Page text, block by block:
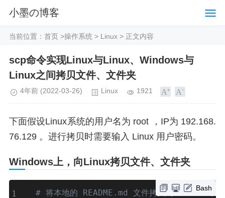
小墨の博客
当前位置： 首页 >操作系统 > Linux > 正文内容
scp命令实现Linux与Linux、Windows与
Linux之间拷贝文件、文件夹
4年前 (2022-03-26) Linux 1921
下面假设Linux系统的用户名为 root ，IP为 192.168.
76.129 。进行拷贝时需要输入 Linux 用户密码。
Windows上，向Linux拷贝文件、文件夹
Bash
# 将本地的 README.md 文件拷贝到 Linux 系